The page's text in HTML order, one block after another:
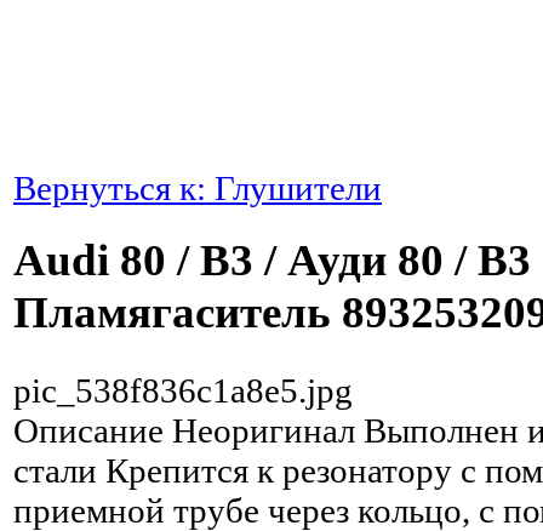
Вернуться к: Глушители
Audi 80 / B3 / Ауди 80 / B3
Пламягаситель
pic_538f836c1a8e5.jpg
Описание Неоригинал Выполнен
стали Крепится к резонатору с
приемной трубе через кольцо, с